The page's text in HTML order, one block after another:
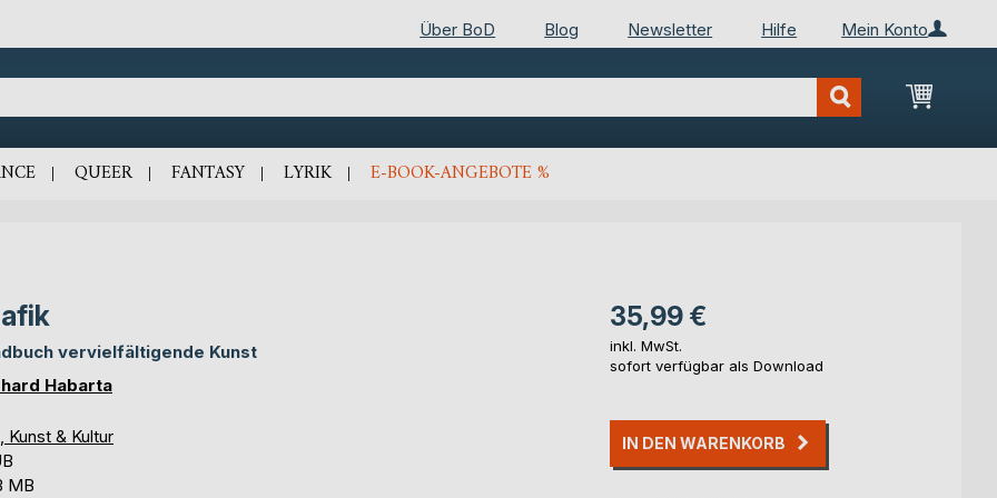
Mein Konto
Über BoD Blog Newsletter Hilfe
Mein
QUEER FANTASY LYRIK E-BOOK-ANGEBOTE %
vervielfältigende Kunst
Habarta
Kunst & Kultur
MB
35,99 €
inkl. MwSt.
sofort verfügbar als Download
IN DEN WARENKORB